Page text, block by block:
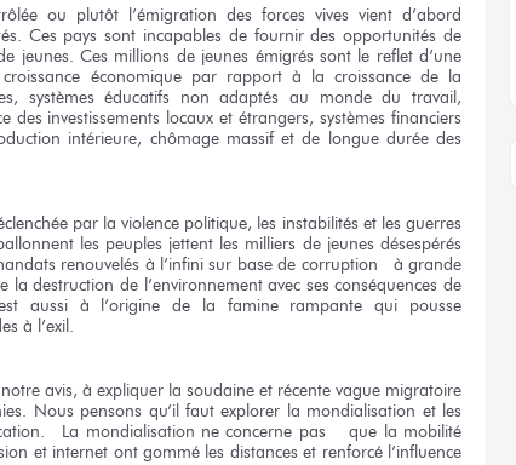
ou plutôt l’émigration des forces vives vient d’abord
Ces pays sont incapables de fournir des opportunités de
jeunes. Ces millions de jeunes émigrés sont le reflet d’une
économique par rapport à la croissance de la
systèmes éducatifs non adaptés au monde du travail,
des investissements locaux et étrangers, systèmes financiers
intérieure, chômage massif et de longue durée des
par la violence politique, les instabilités et les guerres
les peuples jettent les milliers de jeunes désespérés
renouvelés à l’infini sur base de corruption à grande
destruction de l’environnement avec ses conséquences de
aussi à l’origine de la famine rampante qui pousse
à l’exil.
avis, à expliquer la soudaine et récente vague migratoire
Nous pensons qu’il faut explorer la mondialisation et les
La mondialisation ne concerne pas que la mobilité
et internet ont gommé les distances et renforcé l’influence